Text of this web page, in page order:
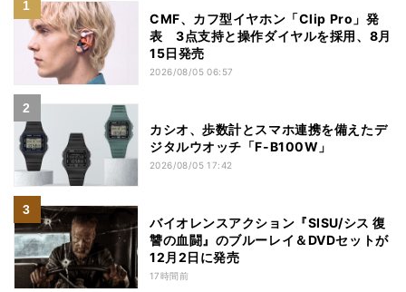
CMF、カフ型イヤホン「Clip Pro」発
表 3点支持と操作ダイヤルを採用、8月
15日発売
2026/08/05 06:57
カシオ、歩数計とスマホ連携を備えたデ
ジタルウオッチ「F-B100W」
2026/08/05 17:42
バイオレンスアクション『SISU/シス 復
讐の血闘』のブルーレイ＆DVDセットが
12月2日に発売
17時間前